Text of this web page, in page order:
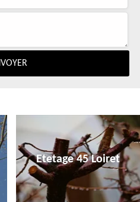
Etetage 45 Loiret